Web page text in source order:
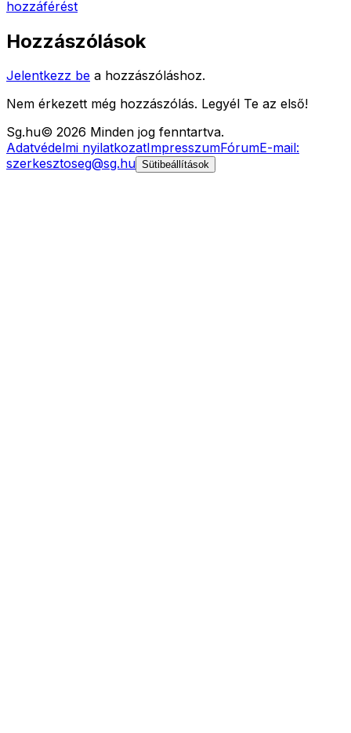
hozzáférést
Hozzászólások
Jelentkezz be a hozzászóláshoz.
Nem érkezett még hozzászólás. Legyél Te az első!
Sg.hu© 2026 Minden jog fenntartva.
Adatvédelmi nyilatkozatImpresszumFórumE-mail:
szerkesztoseg@sg.hu Sütibeállítások